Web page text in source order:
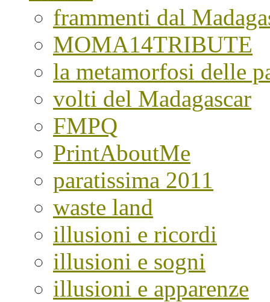
frammenti dal
MOMA14TRIBUTE
la metamorfosi delle
volti del Madagascar
FMPQ
PrintAboutMe
paratissima 2011
waste land
illusioni e ricordi
illusioni e sogni
illusioni e apparenze